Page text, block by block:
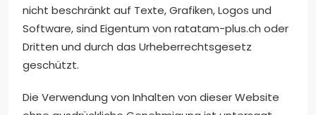
nicht beschränkt auf Texte, Grafiken, Logos und
Software, sind Eigentum von ratatam-plus.ch oder
Dritten und durch das Urheberrechtsgesetz
geschützt.
Die Verwendung von Inhalten von dieser Website